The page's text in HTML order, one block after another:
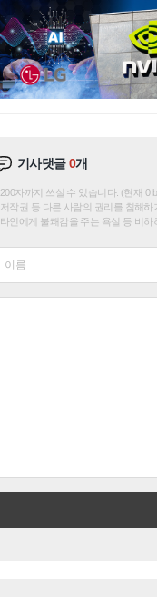
기사댓글0개
200자까지 쓰실 수 있습니다. (현재 0
저작권 등 다른 사람의 권리를 침해
타인에게 불쾌감을 주는 욕설 등 비